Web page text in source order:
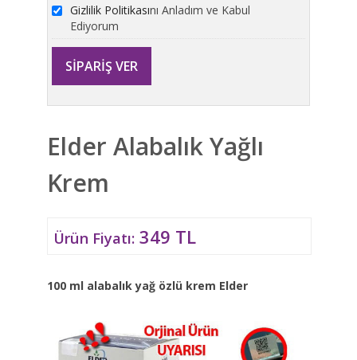
Gizlilik Politikasını Anladım ve Kabul
Ediyorum
Elder Alabalık Yağlı
Krem
Ürün Fiyatı:349 TL
100 ml alabalık yağ özlü krem Elder